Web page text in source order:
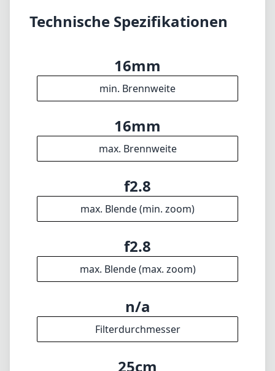
Technische Spezifikationen
16mm
min. Brennweite
16mm
max. Brennweite
f2.8
max. Blende (min. zoom)
f2.8
max. Blende (max. zoom)
n/a
Filterdurchmesser
25cm